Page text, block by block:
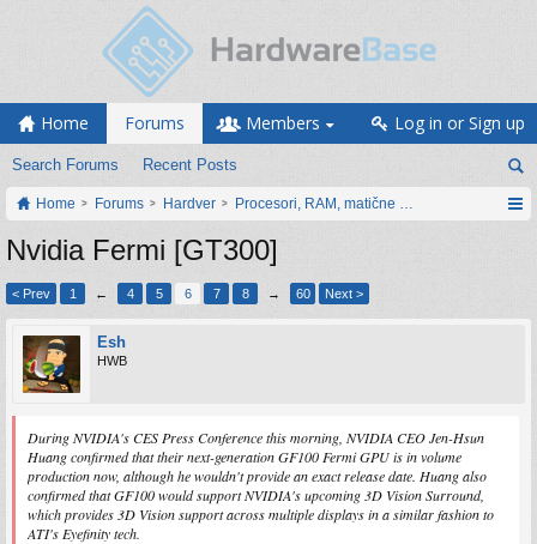
Home Forums
Search Forums Recent Posts
Members Log in or Sign up
Home Forums Hardver Procesori, RAM, matične ploče i grafičke
Nvidia Fermi [GT300]
< Prev 1 ← 4 5 6 7 8 → 60 Next >
Esh
HWB
During NVIDIA's CES Press Conference this morning, NVIDIA CEO Jen-Hsun
Huang confirmed that their next-generation GF100 Fermi GPU is in volume
production now, although he wouldn't provide an exact release date. Huang also
confirmed that GF100 would support NVIDIA's upcoming 3D Vision Surround,
which provides 3D Vision support across multiple displays in a similar fashion to
ATI's Eyefinity tech.